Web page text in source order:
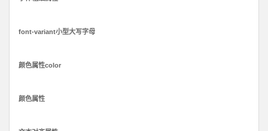
font-variant小型大写字母
颜色属性color
颜色属性